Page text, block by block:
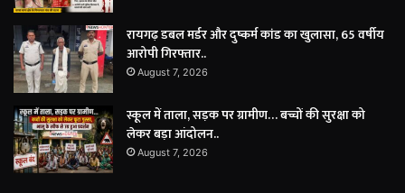
रायगढ़ डबल मर्डर और दुष्कर्म कांड का खुलासा, 65 वर्षीय
आरोपी गिरफ्तार..
August 7, 2026
स्कूल में ताला, सड़क पर ग्रामीण… बच्चों की सुरक्षा को
लेकर बड़ा आंदोलन..
August 7, 2026